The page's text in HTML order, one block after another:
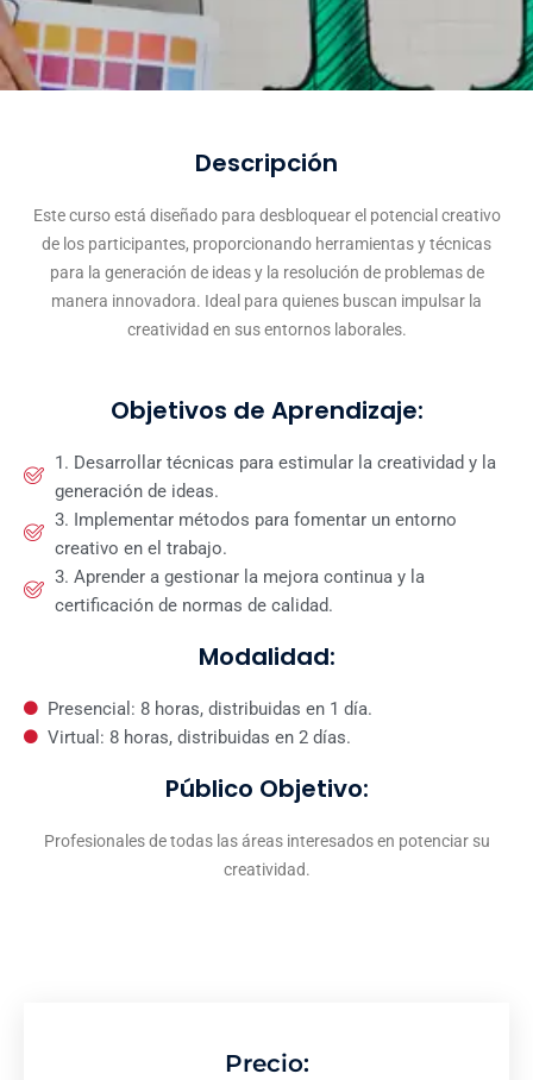
Descripción
Este curso está diseñado para desbloquear el potencial creativo
de los participantes, proporcionando herramientas y técnicas
para la generación de ideas y la resolución de problemas de
manera innovadora. Ideal para quienes buscan impulsar la
creatividad en sus entornos laborales.
Objetivos de Aprendizaje:
1. Desarrollar técnicas para estimular la creatividad y la
generación de ideas.
3. Implementar métodos para fomentar un entorno
creativo en el trabajo.
3. Aprender a gestionar la mejora continua y la
certificación de normas de calidad.
Modalidad:
Presencial: 8 horas, distribuidas en 1 día.
Virtual: 8 horas, distribuidas en 2 días.
Público Objetivo:
Profesionales de todas las áreas interesados en potenciar su
creatividad.
Precio: